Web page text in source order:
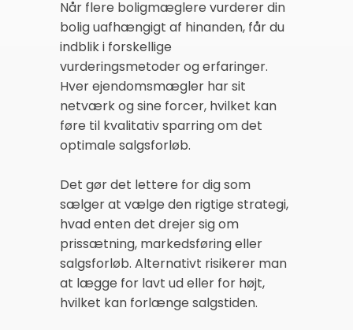
Når flere boligmæglere vurderer din
bolig uafhængigt af hinanden, får du
indblik i forskellige
vurderingsmetoder og erfaringer.
Hver ejendomsmægler har sit
netværk og sine forcer, hvilket kan
føre til kvalitativ sparring om det
optimale salgsforløb.
Det gør det lettere for dig som
sælger at vælge den rigtige strategi,
hvad enten det drejer sig om
prissætning, markedsføring eller
salgsforløb. Alternativt risikerer man
at lægge for lavt ud eller for højt,
hvilket kan forlænge salgstiden.